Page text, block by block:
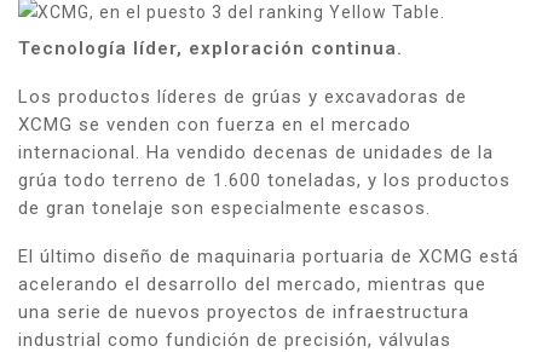
Tecnología líder, exploración continua.
Los productos líderes de grúas y excavadoras de
XCMG se venden con fuerza en el mercado
internacional. Ha vendido decenas de unidades de la
grúa todo terreno de 1.600 toneladas, y los productos
de gran tonelaje son especialmente escasos.
El último diseño de maquinaria portuaria de XCMG está
acelerando el desarrollo del mercado, mientras que
una serie de nuevos proyectos de infraestructura
industrial como fundición de precisión, válvulas